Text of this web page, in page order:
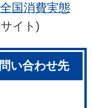
国消費実態
イト)
い合わせ先